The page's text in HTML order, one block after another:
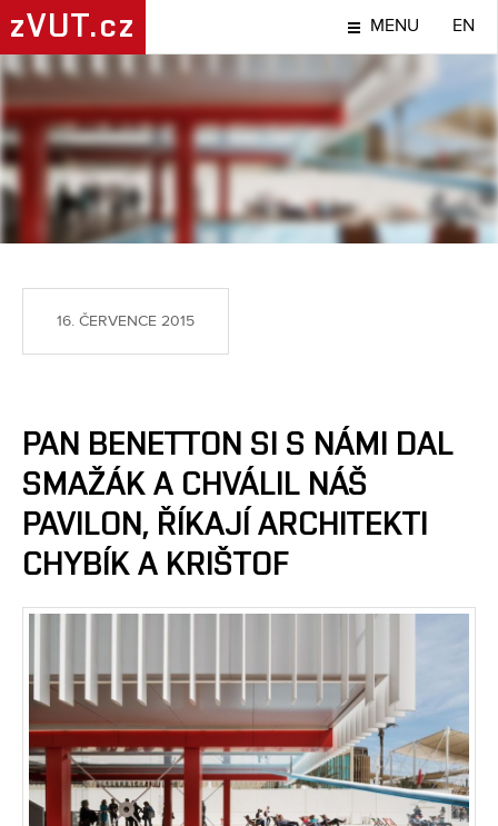
zVUT.cz MENU EN
TÉMA
16. ČERVENCE 2015
PAN BENETTON SI S NÁMI DAL
SMAŽÁK A CHVÁLIL NÁŠ
PAVILON, ŘÍKAJÍ ARCHITEKTI
CHYBÍK A KRIŠTOF